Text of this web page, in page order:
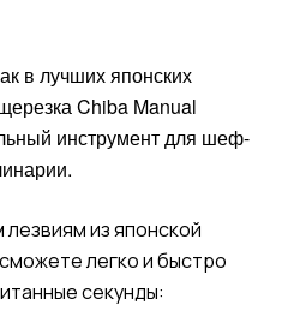
в лучших японских
Chiba Manual
инструмент для шеф-
из японской
легко и быстро
секунды: